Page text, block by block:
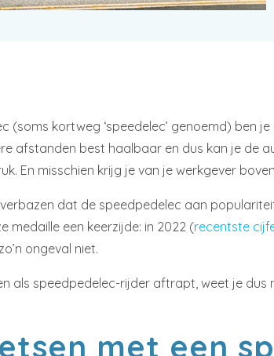
(soms kortweg ‘speedelec’ genoemd) ben
afstanden best haalbaar en dus kan je de
En misschien krijg je van je werkgever
dat de speedpedelec aan
medaille een keerzijde: in 2022 (recentste
ongeval niet.
als speedpedelec-rijder aftrapt, weet je
met een